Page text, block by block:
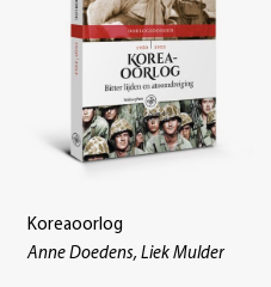
Koreaoorlog
Anne Doedens, Liek Mulder